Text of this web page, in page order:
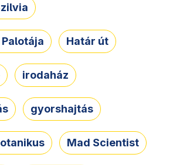
Határ út
irodaház
gyorshajtás
Mad Scientist